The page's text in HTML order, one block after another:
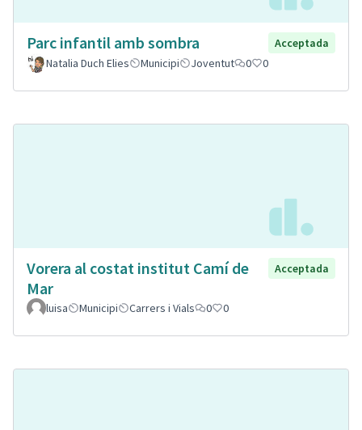
Parc infantil amb sombra
Acceptada
Natalia Duch Elies
Municipi Joventut 0 0
Vorera al costat institut Camí de
Mar
Acceptada
luisa Municipi Carrers i Vials 0 0